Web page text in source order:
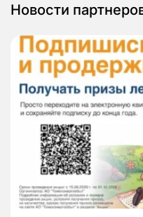
Новости